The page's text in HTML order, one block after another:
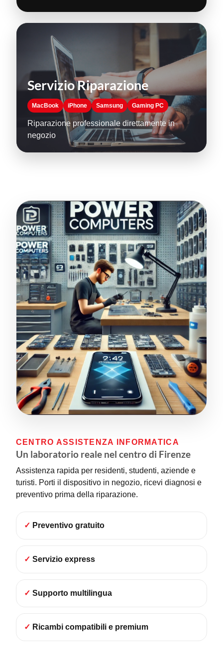
Servizio Riparazione
MacBook iPhone Samsung Gaming PC
Riparazione professionale direttamente in
negozio
CENTRO ASSISTENZA INFORMATICA
Un laboratorio reale nel centro di Firenze
Assistenza rapida per residenti, studenti, aziende e
turisti. Porti il dispositivo in negozio, ricevi diagnosi e
preventivo prima della riparazione.
✓ Preventivo gratuito
✓ Servizio express
✓ Supporto multilingua
✓ Ricambi compatibili e premium